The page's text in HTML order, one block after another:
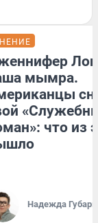
мымра.
что из
Надежда Губарь